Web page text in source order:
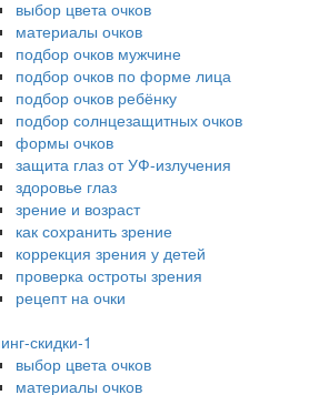
выбор цвета очков
материалы очков
подбор очков мужчине
подбор очков по форме лица
подбор очков ребёнку
подбор солнцезащитных очков
формы очков
защита глаз от УФ-излучения
здоровье глаз
зрение и возраст
как сохранить зрение
коррекция зрения у детей
проверка остроты зрения
рецепт на очки
скидки-1
выбор цвета очков
материалы очков